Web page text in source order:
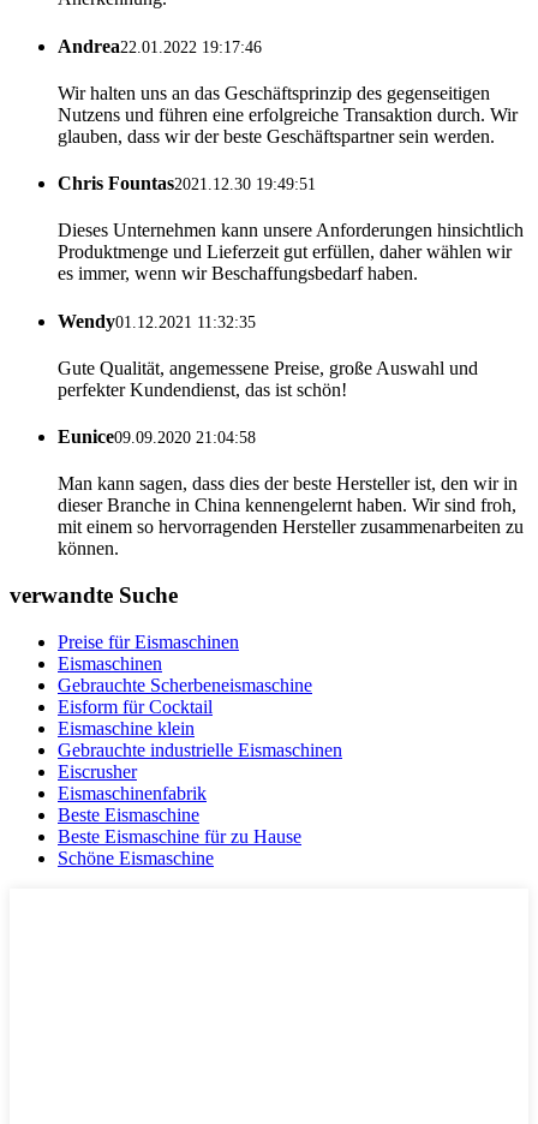
Andrea22.01.2022 19:17:46
Wir halten uns an das Geschäftsprinzip des gegenseitigen
Nutzens und führen eine erfolgreiche Transaktion durch. Wir
glauben, dass wir der beste Geschäftspartner sein werden.
Chris Fountas2021.12.30 19:49:51
Dieses Unternehmen kann unsere Anforderungen hinsichtlich
Produktmenge und Lieferzeit gut erfüllen, daher wählen wir
es immer, wenn wir Beschaffungsbedarf haben.
Wendy01.12.2021 11:32:35
Gute Qualität, angemessene Preise, große Auswahl und
perfekter Kundendienst, das ist schön!
Eunice09.09.2020 21:04:58
Man kann sagen, dass dies der beste Hersteller ist, den wir in
dieser Branche in China kennengelernt haben. Wir sind froh,
mit einem so hervorragenden Hersteller zusammenarbeiten zu
können.
verwandte Suche
Preise für Eismaschinen
Eismaschinen
Gebrauchte Scherbeneismaschine
Eisform für Cocktail
Eismaschine klein
Gebrauchte industrielle Eismaschinen
Eiscrusher
Eismaschinenfabrik
Beste Eismaschine
Beste Eismaschine für zu Hause
Schöne Eismaschine